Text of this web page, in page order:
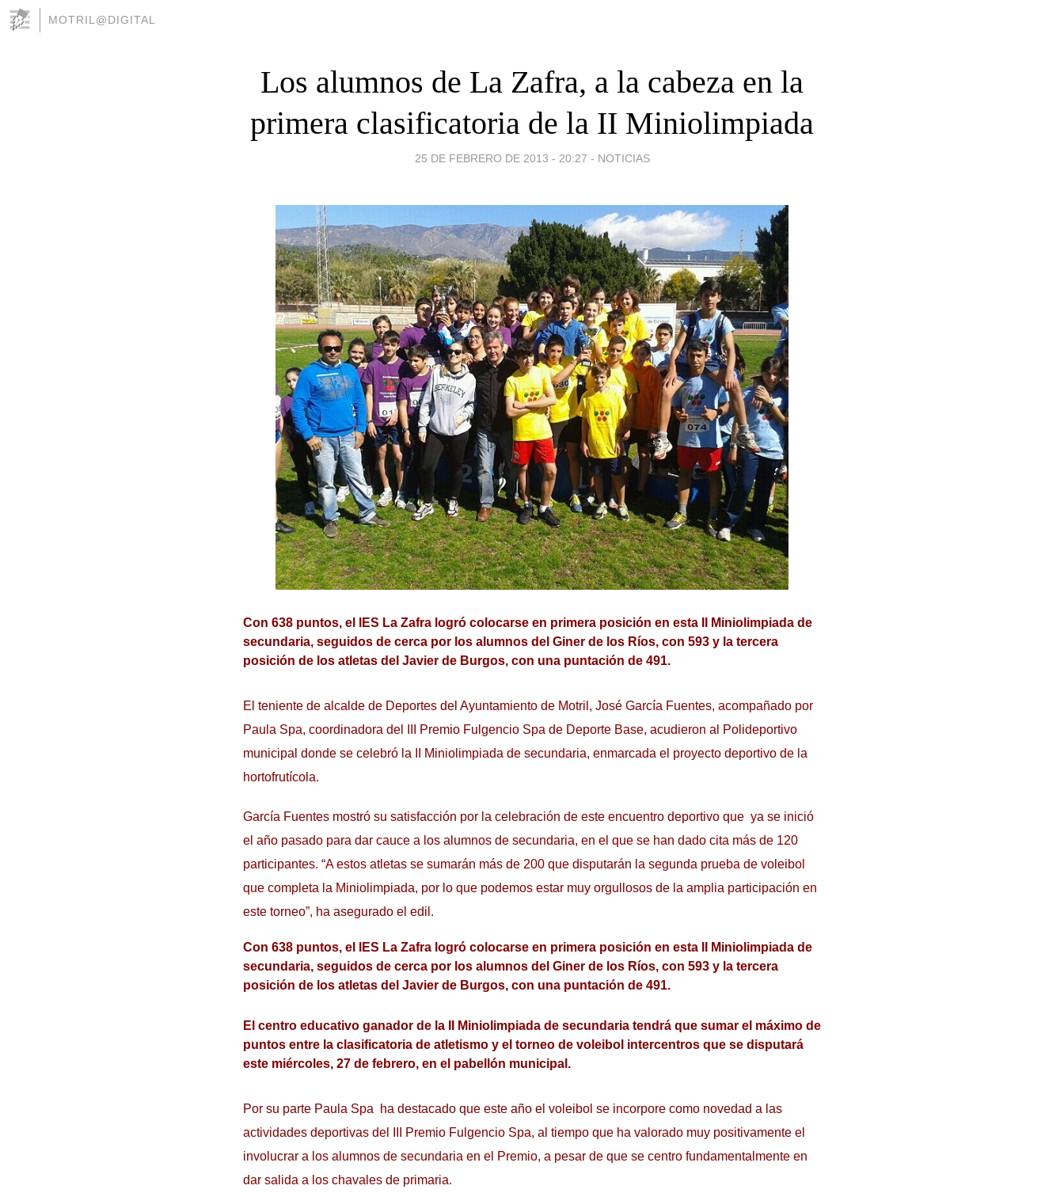
MOTRIL@DIGITAL
Los alumnos de La Zafra, a la cabeza en la
primera clasificatoria de la II Miniolimpiada
25 DE FEBRERO DE 2013 - 20:27 - NOTICIAS
Con 638 puntos, el IES La Zafra logró colocarse en primera posición en esta II Miniolimpiada de
secundaria, seguidos de cerca por los alumnos del Giner de los Ríos, con 593 y la tercera
posición de los atletas del Javier de Burgos, con una puntación de 491.
El teniente de alcalde de Deportes del Ayuntamiento de Motril, José García Fuentes, acompañado por
Paula Spa, coordinadora del III Premio Fulgencio Spa de Deporte Base, acudieron al Polideportivo
municipal donde se celebró la II Miniolimpiada de secundaria, enmarcada el proyecto deportivo de la
hortofrutícola.
García Fuentes mostró su satisfacción por la celebración de este encuentro deportivo que ya se inició
el año pasado para dar cauce a los alumnos de secundaria, en el que se han dado cita más de 120
participantes. “A estos atletas se sumarán más de 200 que disputarán la segunda prueba de voleibol
que completa la Miniolimpiada, por lo que podemos estar muy orgullosos de la amplia participación en
este torneo”, ha asegurado el edil.
Con 638 puntos, el IES La Zafra logró colocarse en primera posición en esta II Miniolimpiada de
secundaria, seguidos de cerca por los alumnos del Giner de los Ríos, con 593 y la tercera
posición de los atletas del Javier de Burgos, con una puntación de 491.
El centro educativo ganador de la II Miniolimpiada de secundaria tendrá que sumar el máximo de
puntos entre la clasificatoria de atletismo y el torneo de voleibol intercentros que se disputará
este miércoles, 27 de febrero, en el pabellón municipal.
Por su parte Paula Spa ha destacado que este año el voleibol se incorpore como novedad a las
actividades deportivas del III Premio Fulgencio Spa, al tiempo que ha valorado muy positivamente el
involucrar a los alumnos de secundaria en el Premio, a pesar de que se centro fundamentalmente en
dar salida a los chavales de primaria.